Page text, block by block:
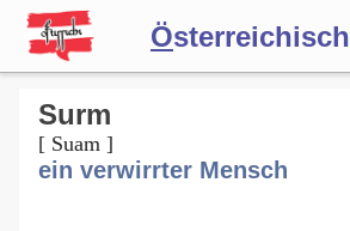
Österreichisch
Wörterbuch
Forum
Surm
[ Suam ]
ein verwirrter Mensch